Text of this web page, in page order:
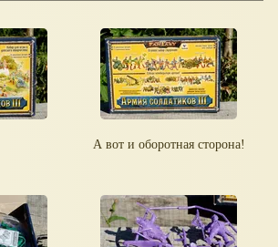
А вот и оборотная сторона!